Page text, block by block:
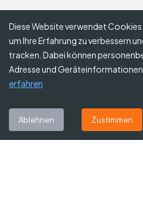
Haftungsausschluss
Folgen Sie uns
Diese Website verwendet
um Ihre Erfahrung zu verbessern
tracken. Dabei können
Adresse und
erfahren
Ablehnen Zustimmen